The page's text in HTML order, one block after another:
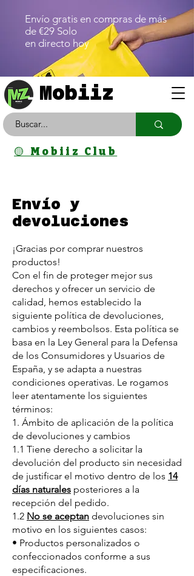
Envío gratis en compras de más
de €29 Solo
en directo hoy
Mobiiz
🟡 Mobiiz Club
Envío y
devoluciones
¡Gracias por comprar nuestros
productos!
Con el fin de proteger mejor sus
derechos y ofrecer un servicio de
calidad, hemos establecido la
siguiente política de devoluciones,
cambios y reembolsos. Esta política se
basa en la Ley General para la Defensa
de los Consumidores y Usuarios de
España, y se adapta a nuestras
condiciones operativas. Le rogamos
leer atentamente los siguientes
términos:
1. Ámbito de aplicación de la política
de devoluciones y cambios
1.1 Tiene derecho a solicitar la
devolución del producto sin necesidad
de justificar el motivo dentro de los 14
días naturales posteriores a la
recepción del pedido.
1.2 No se aceptan devoluciones sin
motivo en los siguientes casos:
• Productos personalizados o
confeccionados conforme a sus
especificaciones.